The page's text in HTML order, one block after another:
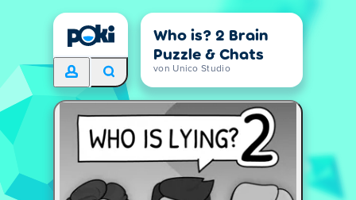
Who is? 2 Brain
Puzzle & Chats
von Unico Studio